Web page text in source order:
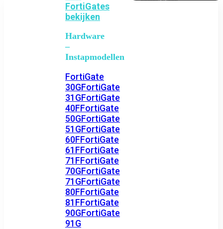
FortiGates
bekijken
Hardware
–
Instapmodellen
FortiGate
30GFortiGate
31GFortiGate
40FFortiGate
50GFortiGate
51GFortiGate
60FFortiGate
61FFortiGate
71FFortiGate
70GFortiGate
71GFortiGate
80FFortiGate
81FFortiGate
90GFortiGate
91G